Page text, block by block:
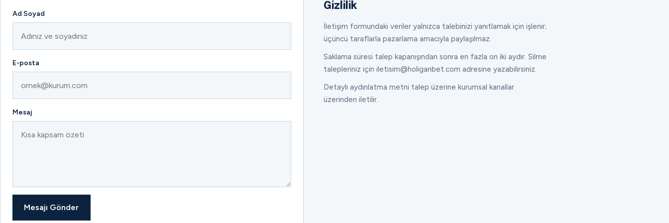
Ad Soyad
E-posta
Mesaj
Mesajı Gönder
Gizlilik
İletişim formundaki veriler yalnızca talebinizi yanıtlamak için işlenir;
üçüncü taraflarla pazarlama amacıyla paylaşılmaz.
Saklama süresi talep kapanışından sonra en fazla on iki aydır. Silme
talepleriniz için iletisim@holiganbet.com adresine yazabilirsiniz.
Detaylı aydınlatma metni talep üzerine kurumsal kanallar
üzerinden iletilir.